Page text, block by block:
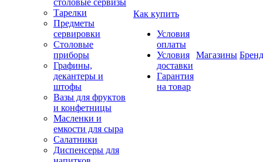
столовые сервизы
Тарелки
Предметы
сервировки
Столовые
приборы
Графины,
декантеры и
штофы
Вазы для фруктов
и конфетницы
Масленки и
емкости для сыра
Салатники
Диспенсеры для
Как купить
Условия
оплаты
Условия
доставки
Гарантия
на товар
Магазины